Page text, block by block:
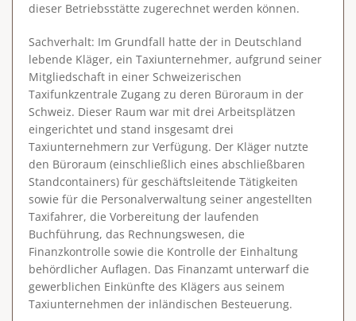
dieser Betriebsstätte zugerechnet werden können.
Sachverhalt: Im Grundfall hatte der in Deutschland
lebende Kläger, ein Taxiunternehmer, aufgrund seiner
Mitgliedschaft in einer Schweizerischen
Taxifunkzentrale Zugang zu deren Büroraum in der
Schweiz. Dieser Raum war mit drei Arbeitsplätzen
eingerichtet und stand insgesamt drei
Taxiunternehmern zur Verfügung. Der Kläger nutzte
den Büroraum (einschließlich eines abschließbaren
Standcontainers) für geschäftsleitende Tätigkeiten
sowie für die Personalverwaltung seiner angestellten
Taxifahrer, die Vorbereitung der laufenden
Buchführung, das Rechnungswesen, die
Finanzkontrolle sowie die Kontrolle der Einhaltung
behördlicher Auflagen. Das Finanzamt unterwarf die
gewerblichen Einkünfte des Klägers aus seinem
Taxiunternehmen der inländischen Besteuerung.